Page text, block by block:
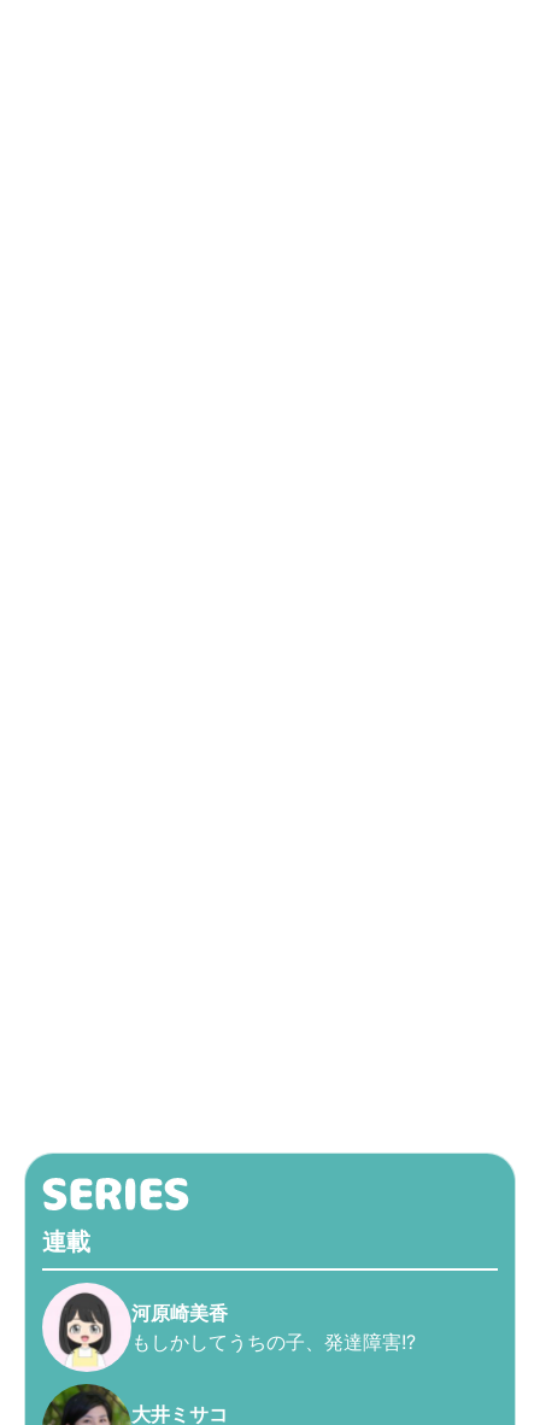
連載
河原崎美香
もしかしてうちの子、発達障害!?
大井ミサコ